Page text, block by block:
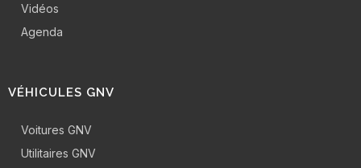
Vidéos
Agenda
VÉHICULES GNV
Voitures GNV
Utilitaires GNV